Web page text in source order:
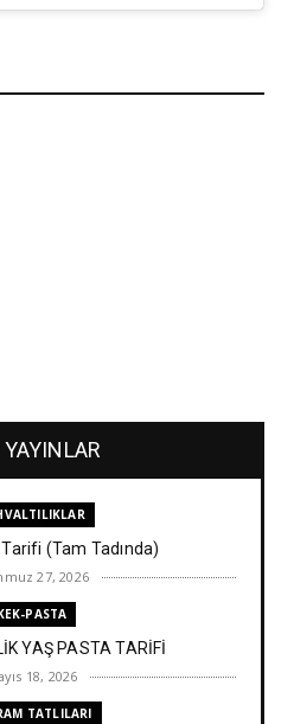
Tarifi (Tam Tadında)
27, 2026
PASTA
YAŞ PASTA TARİFİ
18, 2026
TATLILARI